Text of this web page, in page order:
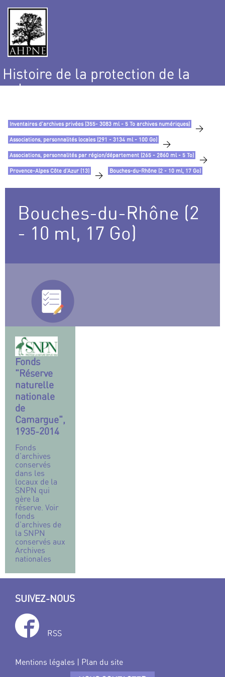
Histoire de la protection de la
nature
Inventaires d’archives privées (355- 3083 ml - 5 To archives numériques) >
Associations, personnalités locales (291 - 3134 ml - 100 Go) >
Associations, personnalités par région/département (265 - 2860 ml - 5 To) >
Provence-Alpes Côte d’Azur (13) > Bouches-du-Rhône (2 - 10 ml, 17 Go)
Bouches-du-Rhône (2
- 10 ml, 17 Go)
Fonds
"Réserve
naturelle
nationale
de
Camargue",
1935-2014
Fonds
d’archives
conservés
dans les
locaux de la
SNPN qui
gère la
réserve. Voir
fonds
d’archives de
la SNPN
conservés aux
Archives
nationales
SUIVEZ-NOUS
RSS
Mentions légales | Plan du site